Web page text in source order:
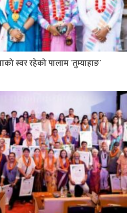
स्वर रहेको पालाम `तुम्याहाङ´